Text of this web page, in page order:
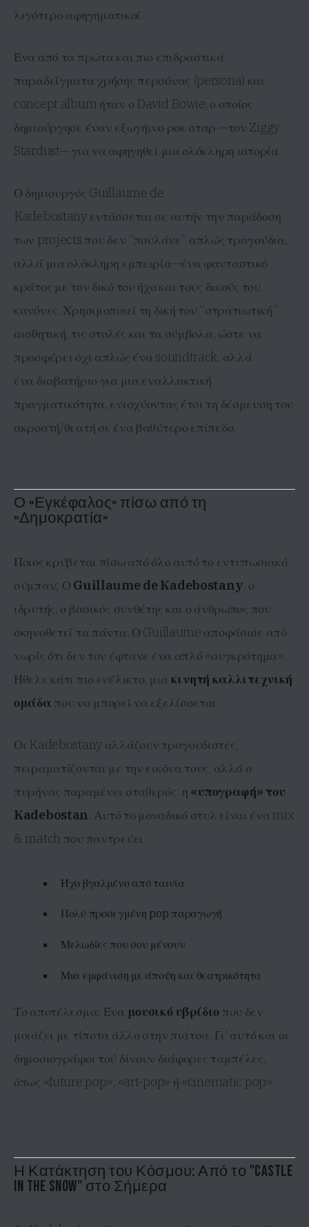
λιγότερο αφηγηματικοί.
Ένα από τα πρώτα και πιο επιδραστικά
παραδείγματα χρήσης περσόνας (persona) και
concept album ήταν ο David Bowie, ο οποίος
δημιούργησε έναν εξωγήινο ροκ σταρ —τον Ziggy
Stardust— για να αφηγηθεί μια ολόκληρη ιστορία.
Ο δημιουργός Guillaume de
Kadebostany εντάσσεται σε αυτήν την παράδοση
των projects που δεν “πουλάνε” απλώς τραγούδια,
αλλά μια ολόκληρη εμπειρία—ένα φανταστικό
κράτος με τον δικό του ήχο και τους δικούς του
κανόνες. Χρησιμοποιεί τη δική του “στρατιωτική”
αισθητική, τις στολές και τα σύμβολα, ώστε να
προσφέρει όχι απλώς ένα soundtrack, αλλά
ένα διαβατήριο για μια εναλλακτική
πραγματικότητα, ενισχύοντας έτσι τη δέσμευση του
ακροατή/θεατή σε ένα βαθύτερο επίπεδο.
Ο «Εγκέφαλος» πίσω από τη
«Δημοκρατία»
Ποιος κρύβεται πίσω από όλο αυτό το εντυπωσιακό
σύμπαν; Ο Guillaume de Kadebostany, ο
ιδρυτής, ο βασικός συνθέτης και ο άνθρωπος που
σκηνοθετεί τα πάντα. Ο Guillaume αποφάσισε από
νωρίς ότι δεν τον έφτανε ένα απλό «συγκρότημα».
Ήθελε κάτι πιο ευέλικτο, μια κινητή καλλιτεχνική
ομάδα που να μπορεί να εξελίσσεται.
Οι Kadebostany αλλάζουν τραγουδιστές,
πειραματίζονται με την εικόνα τους, αλλά ο
πυρήνας παραμένει σταθερός: η «υπογραφή» του
Kadebostan. Αυτό το μοναδικό στυλ είναι ένα mix
& match που παντρεύει:
Ήχο βγαλμένο από ταινία
Πολύ προσεγμένη pop παραγωγή
Μελωδίες που σου μένουν
Μια εμφάνιση με άποψη και θεατρικότητα
Το αποτέλεσμα; Ένα μουσικό υβρίδιο που δεν
μοιάζει με τίποτα άλλο στην πιάτσα. Γι’ αυτό και οι
δημοσιογράφοι τού δίνουν διάφορες ταμπέλες,
όπως «future pop», «art-pop» ή «cinematic pop».
Η Κατάκτηση του Κόσμου: Από το "Castle
in the Snow" στο Σήμερα